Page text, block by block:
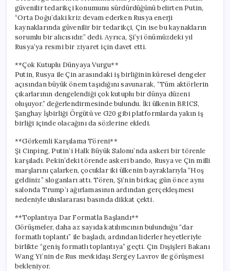
güvenilir tedarikçi konumunu sürdürdüğünü belirten Putin,
“Orta Doğu’daki kriz devam ederken Rusya enerji
kaynaklarında güvenilir bir tedarikçi, Çin ise bu kaynakların
sorumlu bir alıcısıdır.” dedi. Ayrıca, Şi’yi önümüzdeki yıl
Rusya’ya resmi bir ziyaret için davet etti.
**Çok Kutuplu Dünyaya Vurgu**
Putin, Rusya ile Çin arasındaki iş birliğinin küresel dengeler
açısından büyük önem taşıdığını savunarak, “Tüm aktörlerin
çıkarlarının dengelendiği çok kutuplu bir dünya düzeni
oluşuyor.” değerlendirmesinde bulundu. İki ülkenin BRICS,
Şanghay İşbirliği Örgütü ve G20 gibi platformlarda yakın iş
birliği içinde olacağını da sözlerine ekledi.
**Görkemli Karşılama Töreni**
Şi Cinping, Putin’i Halk Büyük Salonu’nda askeri bir törenle
karşıladı. Pekin’deki törende askeri bando, Rusya ve Çin milli
marşlarını çalarken, çocuklar iki ülkenin bayraklarıyla “Hoş
geldiniz” sloganları attı. Tören, Şi’nin birkaç gün önce aynı
salonda Trump’ı ağırlamasının ardından gerçekleşmesi
nedeniyle uluslararası basında dikkat çekti.
**Toplantıya Dar Formatla Başlandı**
Görüşmeler, daha az sayıda katılımcının bulunduğu “dar
formatlı toplantı” ile başladı, ardından liderler heyetleriyle
birlikte “geniş formatlı toplantıya” geçti. Çin Dışişleri Bakanı
Wang Yi’nin de Rus mevkidaşı Sergey Lavrov ile görüşmesi
bekleniyor.